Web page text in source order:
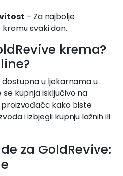
– Za najbolje
svaki dan.
krema?
u ljekarnama u
kupnja isključivo na
kako biste
i izbjegli kupnju lažnih ili
za GoldRevive: